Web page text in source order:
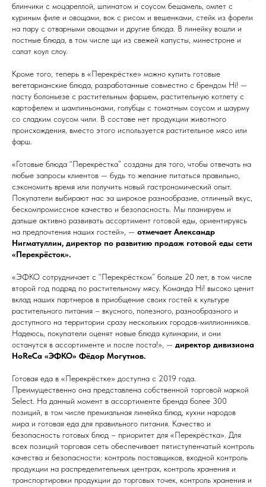
блинчики с моцареллой, шпинатом и соусом бешамель, омлет с
куриным филе и овощами, вок с рисом и вешенками, стейк из форели
на пару с отварными овощами и другие блюда. В линейку вошли и
постные блюда, в том числе щи из свежей капусты, минестроне и
салат коул слоу.
Кроме того, теперь в «Перекрёстке» можно купить готовые
вегетарианские блюда, разработанные совместно с брендом Hi! —
пасту болоньезе с растительным фаршем, растительную котлету с
картофелем и шампиньонами, голубцы с томатным соусом и шаурму
со сладким соусом чили. В составе нет продукции животного
происхождения, вместо этого используется растительное мясо или
фарш.
«Готовые блюда “Перекрёстка” созданы для того, чтобы отвечать на
любые запросы клиентов — будь то желание питаться правильно,
сэкономить время или получить новый гастрономический опыт.
Покупатели выбирают нас за широкое разнообразие, отличный вкус,
бескомпромиссное качество и безопасность. Мы планируем и
дальше активно развивать ассортимент готовой еды, ориентируясь
на предпочтения наших гостей», — отмечает Александр
Нигматуллин, директор по развитию продаж готовой еды сети
«Перекрёсток».
«ЭФКО сотрудничает с “Перекрёстком” больше 20 лет, в том числе
второй год подряд по растительному мясу. Команда Hi! высоко ценит
вклад наших партнеров в приобщение своих гостей к культуре
растительного питания – вкусного, полезного, разнообразного и
доступного на территории сразу нескольких городов-миллионников.
Надеюсь, покупатели оценят новые блюда кулинарии, и они
останутся в ассортименте и после поста!», — директор дивизиона
HoReCa «ЭФКО» Фёдор Могутнов.
Готовая еда в «Перекрёстке» доступна с 2019 года.
Преимущественно она представлена собственной торговой маркой
Select. На данный момент в ассортименте бренда более 300
позиций, в том числе премиальная линейка блюд, кухни народов
мира и готовая еда для правильного питания. Качество и
безопасность готовых блюд – приоритет для «Перекрёстка». Для
всех позиций торговая сеть обеспечивает пятиступенчатый контроль
качества и безопасности: контроль поставщиков, входной контроль
продукции на распределительных центрах, контроль хранения и
транспортировки продукции до торговых точек, контроль хранения и